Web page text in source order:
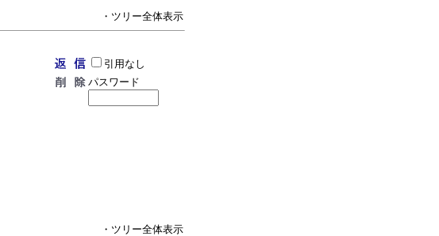
・ツリー全体表示
引用なし
パスワード
・ツリー全体表示